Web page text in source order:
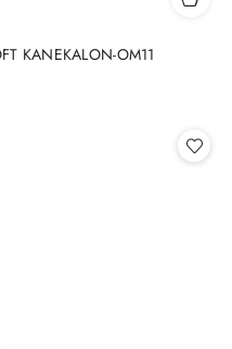
KANEKALON-OM11